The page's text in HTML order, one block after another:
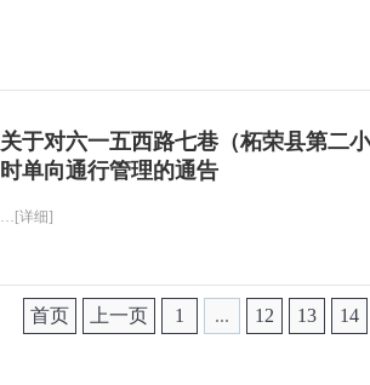
关于对六一五西路七巷（柘荣县第二
时单向通行管理的通告
…[详细]
首页 上一页 1 ... 12 13 14